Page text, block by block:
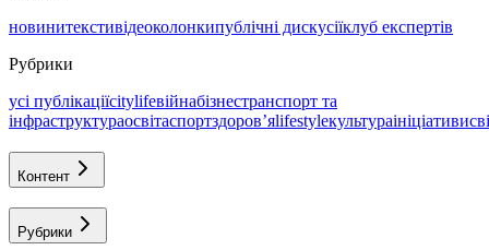
новинитекстивідеоколонкипублічні дискусіїклуб експертів
Рубрики
усі публікаціїcitylifeвійнабізнестранспорт та
інфраструктураосвітаспортздоровʼяlifestyleкультураініціативи
Контент
Рубрики